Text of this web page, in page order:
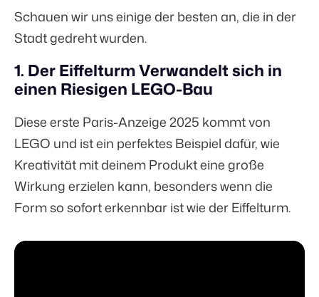
Schauen wir uns einige der besten an, die in der
Stadt gedreht wurden.
1. Der Eiffelturm Verwandelt sich in
einen Riesigen LEGO-Bau
Diese erste Paris-Anzeige 2025 kommt von
LEGO und ist ein perfektes Beispiel dafür, wie
Kreativität mit deinem Produkt eine große
Wirkung erzielen kann, besonders wenn die
Form so sofort erkennbar ist wie der Eiffelturm.